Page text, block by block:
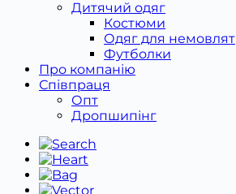
Дитячий одяг
Костюми
Одяг для немовлят
Футболки
Про компанію
Співпраця
Опт
Дропшипінг